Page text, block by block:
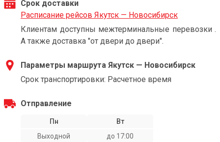
Срок доставки
Расписание рейсов Якутск — Новосибирск
Клиентам доступны межтерминальные перевозки .
А также доставка "от двери до двери".
Параметры маршрута Якутск — Новосибирск
Срок транспортировки: Расчетное время
Отправление
Пн
Выходной
Вт
до 17:00